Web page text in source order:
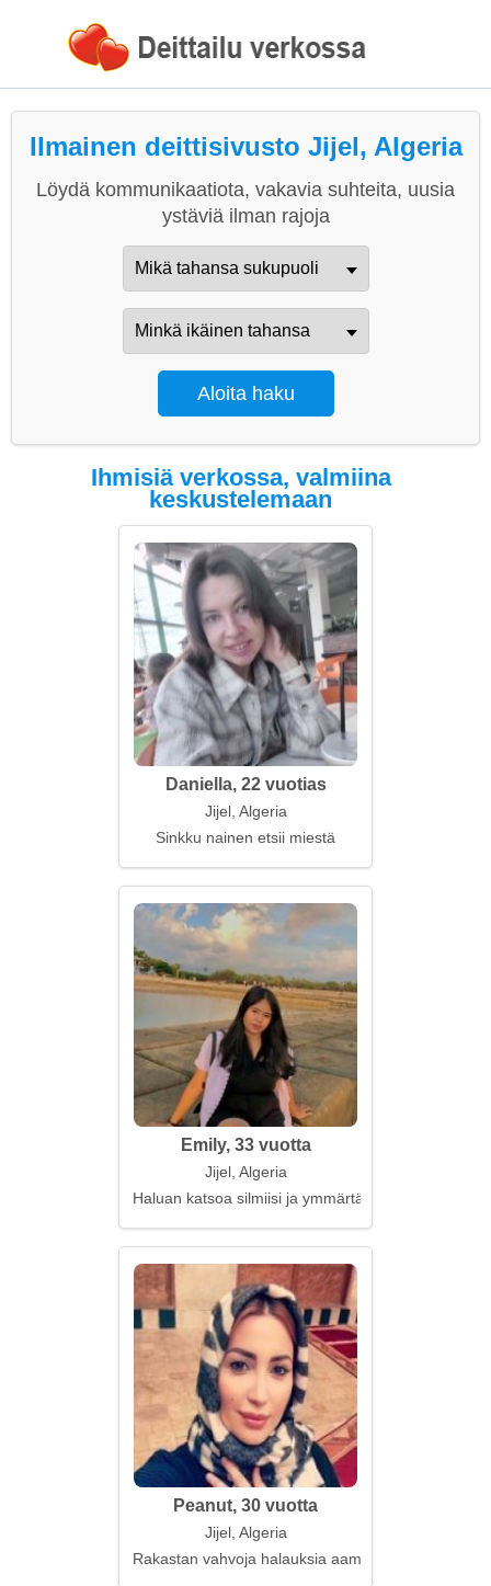
Ilmainen deittisivusto Jijel, Algeria
Löydä kommunikaatiota, vakavia suhteita, uusia
ystäviä ilman rajoja
Ihmisiä verkossa, valmiina
keskustelemaan
Daniella, 22 vuotias
Jijel, Algeria
Sinkku nainen etsii miestä
Emily, 33 vuotta
Jijel, Algeria
Haluan katsoa silmiisi ja ymmärtää
Peanut, 30 vuotta
Jijel, Algeria
Rakastan vahvoja halauksia aamuisin